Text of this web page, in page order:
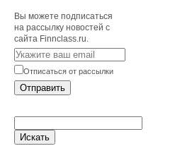
Вы можете подписаться
на рассылку новостей с
сайта Finnclass.ru.
Отписаться от рассылки
Отправить
Искать